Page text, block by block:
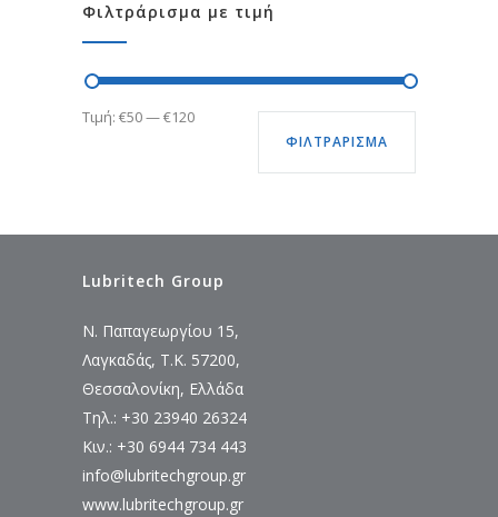
Φιλτράρισμα με τιμή
Ελάχιστη
Μέγιστη
ΦΙΛΤΡΆΡΙΣΜΑ
Τιμή: €50—€120
Lubritech Group
Ν. Παπαγεωργίου 15,
Λαγκαδάς, Τ.Κ. 57200,
Θεσσαλονίκη, Ελλάδα
Τηλ.: +30 23940 26324
Κιν.: +30 6944 734 443
info@lubritechgroup.gr
www.lubritechgroup.gr